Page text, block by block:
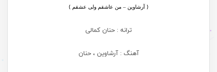
{ آرشاوین – من عاشقم ولی عشقم }
ترانه : حنان کمالی
آهنگ : آرشاوین ، حنان